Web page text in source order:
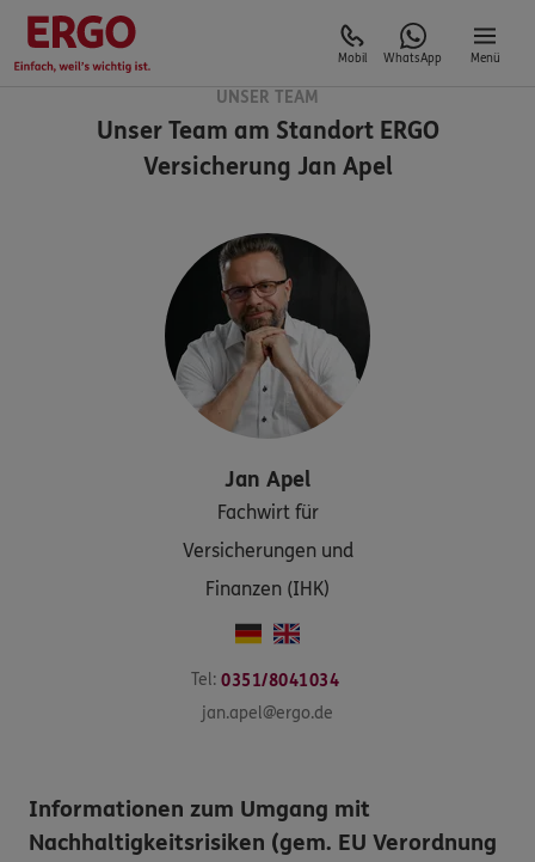
Mobil WhatsApp Menü
UNSER TEAM
Unser Team am StandortERGO
Versicherung Jan Apel
Jan Apel
Fachwirt für
Versicherungen und
Finanzen (IHK)
Tel: 0351/8041034
jan.apel@ergo.de
Informationen zum Umgang mit
Nachhaltigkeitsrisiken (gem. EU Verordnung